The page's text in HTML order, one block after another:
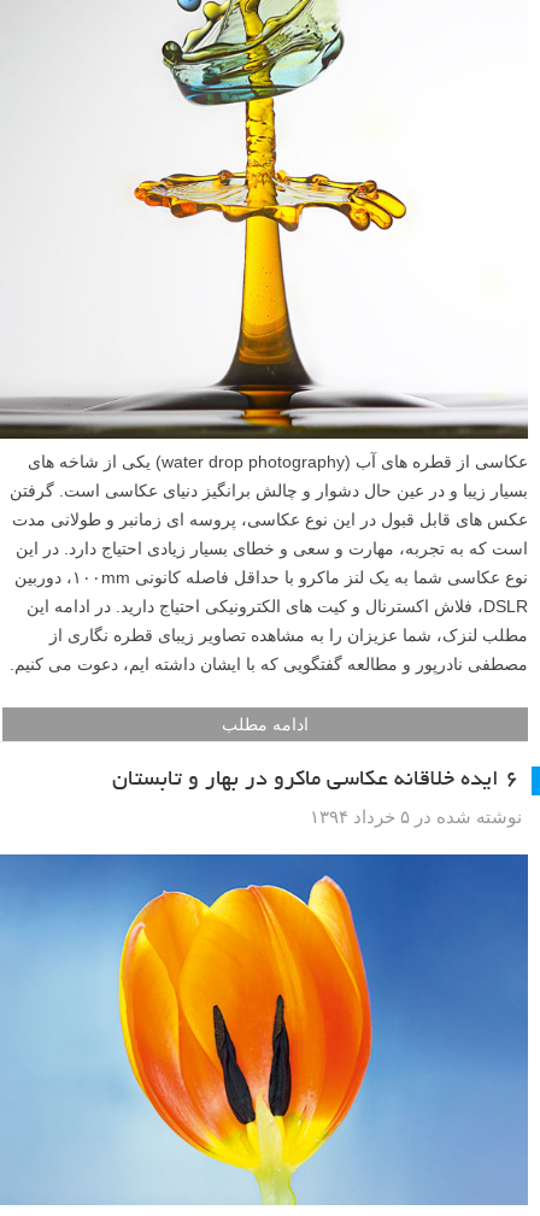
عکاسی از قطره های آب (water drop photography) یکی از شاخه های
بسیار زیبا و در عین حال دشوار و چالش برانگیز دنیای عکاسی است. گرفتن
عکس های قابل قبول در این نوع عکاسی، پروسه ای زمانبر و طولانی مدت
است که به تجربه، مهارت و سعی و خطای بسیار زیادی احتیاج دارد. در این
نوع عکاسی شما به یک لنز ماکرو با حداقل فاصله کانونی ۱۰۰mm، دوربین
DSLR، فلاش اکسترنال و کیت های الکترونیکی احتیاج دارید. در ادامه این
مطلب لنزک، شما عزیزان را به مشاهده تصاویر زیبای قطره نگاری از
مصطفی نادرپور و مطالعه گفتگویی که با ایشان داشته ایم، دعوت می کنیم.
ادامه مطلب
۶ ایده خلاقانه عکاسی ماکرو در بهار و تابستان
نوشته شده در ۵ خرداد ۱۳۹۴